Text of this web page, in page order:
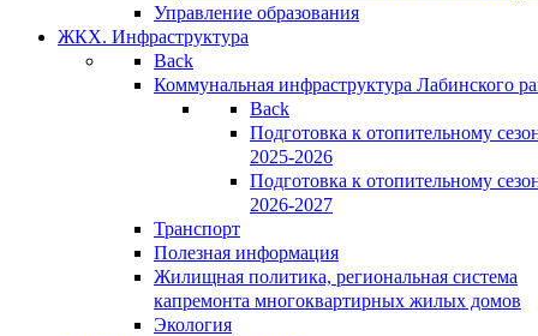
Управление образования
ЖКХ. Инфраструктура
Back
Коммунальная инфраструктура Лабинского
Back
Подготовка к отопительному
2025-2026
Подготовка к отопительному
2026-2027
Транспорт
Полезная информация
Жилищная политика, региональная система
капремонта многоквартирных жилых домов
Экология